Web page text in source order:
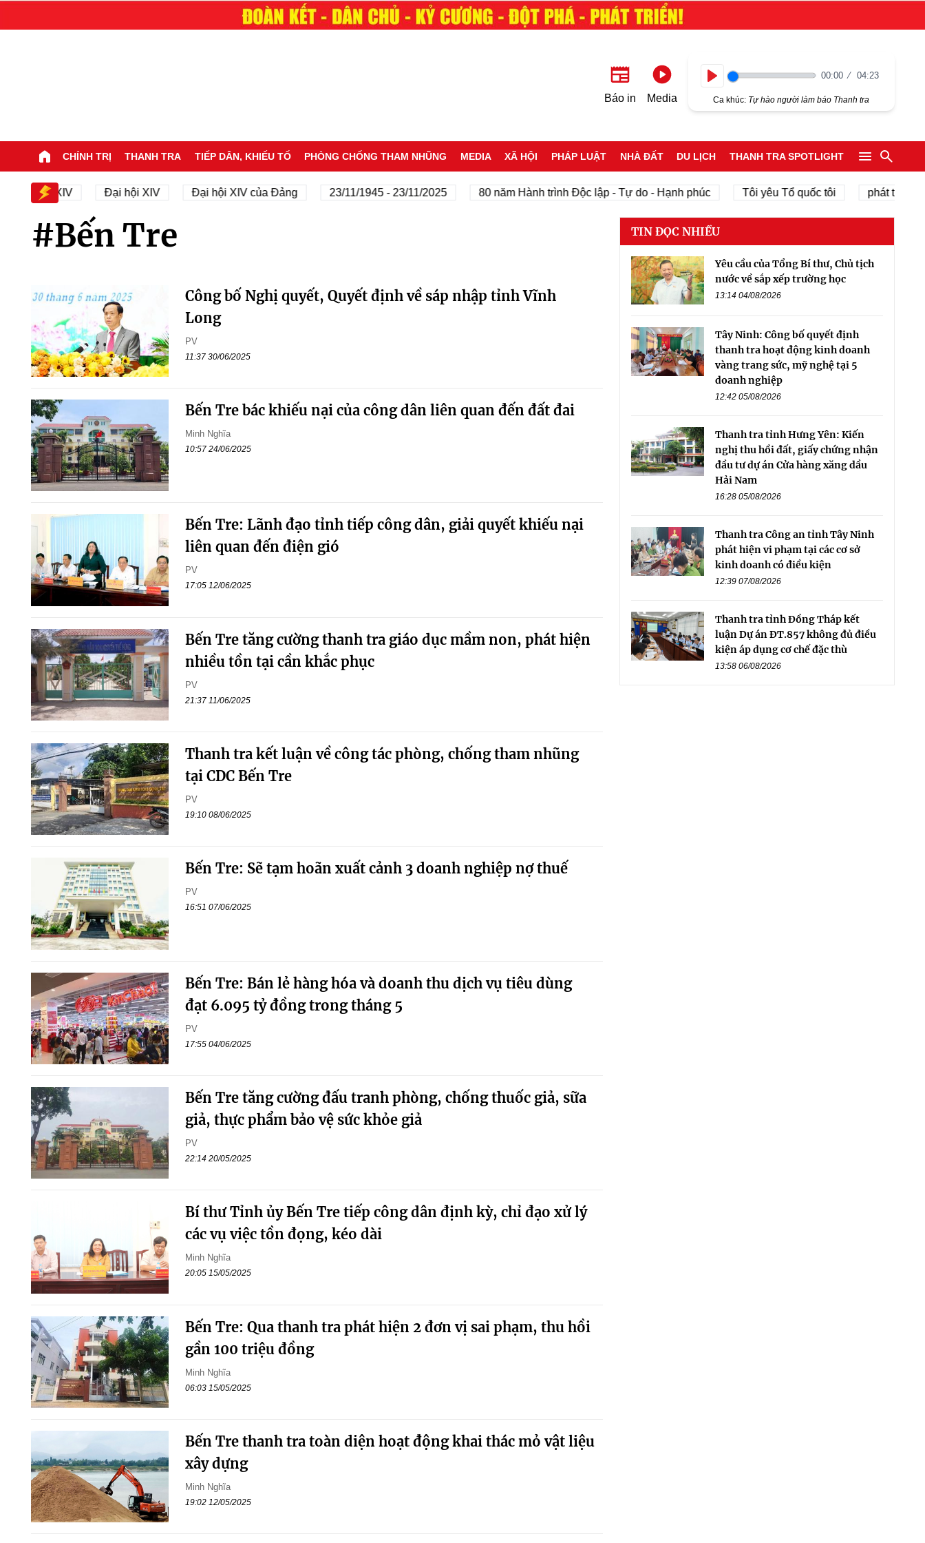
Báo in Media
00:00 04:23
Ca khúc: Tự hào người làm báo Thanh tra
CHÍNH TRỊ THANH TRA TIẾP DÂN, KHIẾU TỐ PHÒNG CHỐNG THAM NHŨNG MEDIA XÃ HỘI PHÁP LUẬT NHÀ ĐẤT DU LỊCH THANH TRA SPOTLIGHT
Đại hội XIV Đại hội XIV Đại hội XIV của Đảng 23/11/1945 - 23/11/2025 80 năm Hành trình Độc lập - Tự do - Hạnh phúc Tôi yêu Tổ quốc tôi phát triển
#Bến Tre
Công bố Nghị quyết, Quyết định về sáp nhập tỉnh Vĩnh
Long
PV
11:37 30/06/2025
Bến Tre bác khiếu nại của công dân liên quan đến đất đai
Minh Nghĩa
10:57 24/06/2025
Bến Tre: Lãnh đạo tỉnh tiếp công dân, giải quyết khiếu nại
liên quan đến điện gió
PV
17:05 12/06/2025
Bến Tre tăng cường thanh tra giáo dục mầm non, phát hiện
nhiều tồn tại cần khắc phục
PV
21:37 11/06/2025
Thanh tra kết luận về công tác phòng, chống tham nhũng
tại CDC Bến Tre
PV
19:10 08/06/2025
Bến Tre: Sẽ tạm hoãn xuất cảnh 3 doanh nghiệp nợ thuế
PV
16:51 07/06/2025
Bến Tre: Bán lẻ hàng hóa và doanh thu dịch vụ tiêu dùng
đạt 6.095 tỷ đồng trong tháng 5
PV
17:55 04/06/2025
Bến Tre tăng cường đấu tranh phòng, chống thuốc giả, sữa
giả, thực phẩm bảo vệ sức khỏe giả
PV
22:14 20/05/2025
Bí thư Tỉnh ủy Bến Tre tiếp công dân định kỳ, chỉ đạo xử lý
các vụ việc tồn đọng, kéo dài
Minh Nghĩa
20:05 15/05/2025
Bến Tre: Qua thanh tra phát hiện 2 đơn vị sai phạm, thu hồi
gần 100 triệu đồng
Minh Nghĩa
06:03 15/05/2025
Bến Tre thanh tra toàn diện hoạt động khai thác mỏ vật liệu
xây dựng
Minh Nghĩa
19:02 12/05/2025
TIN ĐỌC NHIỀU
Yêu cầu của Tổng Bí thư, Chủ tịch
nước về sắp xếp trường học
13:14 04/08/2026
Tây Ninh: Công bố quyết định
thanh tra hoạt động kinh doanh
vàng trang sức, mỹ nghệ tại 5
doanh nghiệp
12:42 05/08/2026
Thanh tra tỉnh Hưng Yên: Kiến
nghị thu hồi đất, giấy chứng nhận
đầu tư dự án Cửa hàng xăng dầu
Hải Nam
16:28 05/08/2026
Thanh tra Công an tỉnh Tây Ninh
phát hiện vi phạm tại các cơ sở
kinh doanh có điều kiện
12:39 07/08/2026
Thanh tra tỉnh Đồng Tháp kết
luận Dự án ĐT.857 không đủ điều
kiện áp dụng cơ chế đặc thù
13:58 06/08/2026